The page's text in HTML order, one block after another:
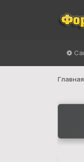
Главная